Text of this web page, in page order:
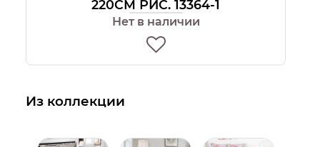
220СМ РИС. 13364-1
Нет в наличии
Из коллекции